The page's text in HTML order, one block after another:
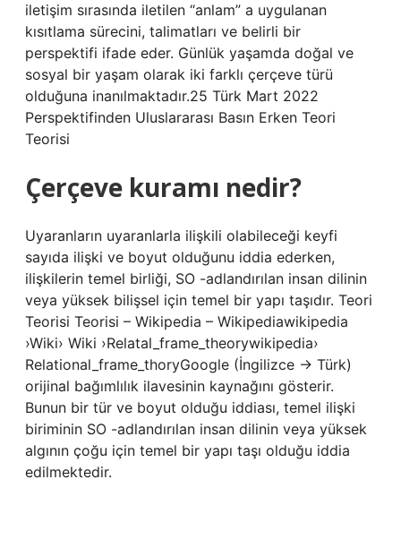
iletişim sırasında iletilen “anlam” a uygulanan
kısıtlama sürecini, talimatları ve belirli bir
perspektifi ifade eder. Günlük yaşamda doğal ve
sosyal bir yaşam olarak iki farklı çerçeve türü
olduğuna inanılmaktadır.25 Türk Mart 2022
Perspektifinden Uluslararası Basın Erken Teori
Teorisi
Çerçeve kuramı nedir?
Uyaranların uyaranlarla ilişkili olabileceği keyfi
sayıda ilişki ve boyut olduğunu iddia ederken,
ilişkilerin temel birliği, SO -adlandırılan insan dilinin
veya yüksek bilişsel için temel bir yapı taşıdır. Teori
Teorisi Teorisi – Wikipedia – Wikipediawikipedia
›Wiki› Wiki ›Relatal_frame_theorywikipedia›
Relational_frame_thoryGoogle (İngilizce → Türk)
orijinal bağımlılık ilavesinin kaynağını gösterir.
Bunun bir tür ve boyut olduğu iddiası, temel ilişki
biriminin SO -adlandırılan insan dilinin veya yüksek
algının çoğu için temel bir yapı taşı olduğu iddia
edilmektedir.